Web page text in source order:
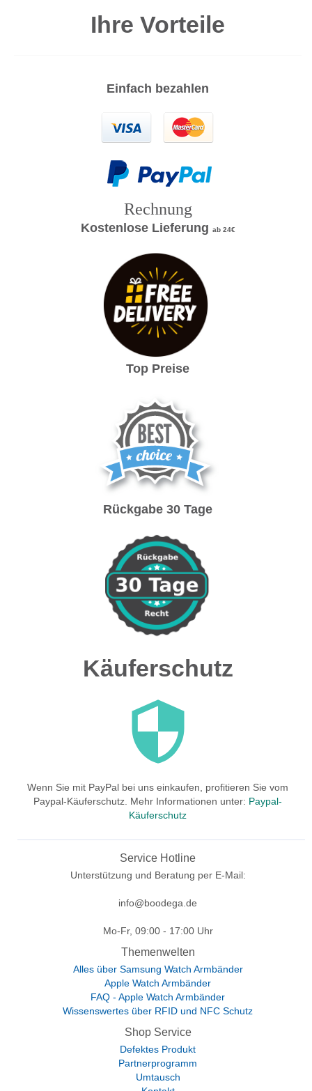
Ihre Vorteile
Einfach bezahlen
Rechnung
Kostenlose Lieferung ab 24€
Top Preise
Rückgabe 30 Tage
Käuferschutz
Wenn Sie mit PayPal bei uns einkaufen, profitieren Sie vom
Paypal-Käuferschutz. Mehr Informationen unter: Paypal-
Käuferschutz
Service Hotline
Unterstützung und Beratung per E-Mail:
info@boodega.de
Mo-Fr, 09:00 - 17:00 Uhr
Themenwelten
Alles über Samsung Watch Armbänder
Apple Watch Armbänder
FAQ - Apple Watch Armbänder
Wissenswertes über RFID und NFC Schutz
Shop Service
Defektes Produkt
Partnerprogramm
Umtausch